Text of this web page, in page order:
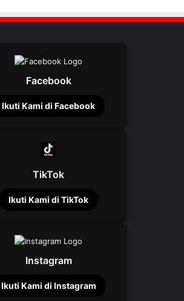
Facebook
Ikuti Kami di Facebook
TikTok
Ikuti Kami di TikTok
Instagram
Ikuti Kami di Instagram